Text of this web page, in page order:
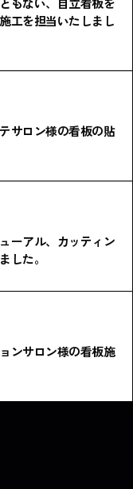
工を担当いたしまし
サロン様の看板の貼
ーアル、カッティン
した。
ンサロン様の看板施